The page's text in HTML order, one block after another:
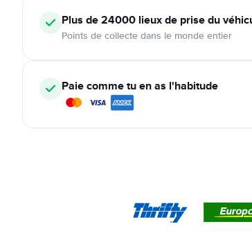
Plus de 24000 lieux de prise du
Points de collecte dans le monde entier
Paie comme tu en as l'habitude